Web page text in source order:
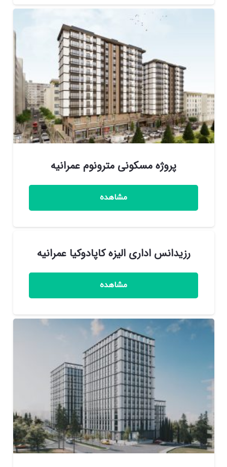
پروژه مسکونی مترونوم عمرانیه
مشاهده
رزیدانس اداری الیزه کاپادوکیا عمرانیه
مشاهده